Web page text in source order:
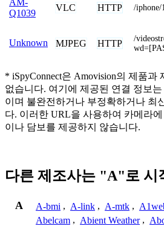
AM-
Q1039
VLC HTTP /
Unknown MJPEG HTTP
/
* iSpyConnect은 Amovision의 제품과
없습니다. 여기에 제공된 연결 정보
이며 불완전하거나 부정확하거나 최
다. 이러한 URL을 사용하여 카메라
이나 담보를 제공하지 않습니다.
다른 제조사는 "A"로 시
A A-bmi , A-link , A-mtk ,
Abelcam , Abient Weather ,